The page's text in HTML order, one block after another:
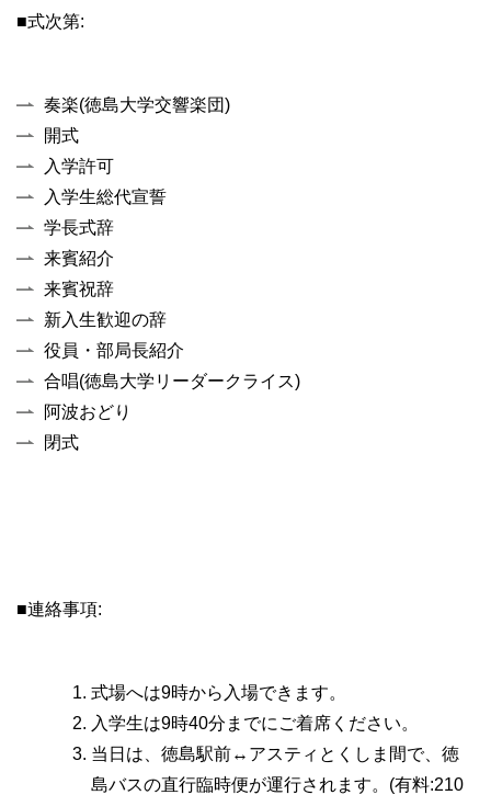
■式次第:
奏楽(徳島大学交響楽団)
開式
入学許可
入学生総代宣誓
学長式辞
来賓紹介
来賓祝辞
新入生歓迎の辞
役員・部局長紹介
合唱(徳島大学リーダークライス)
阿波おどり
閉式
■連絡事項:
式場へは9時から入場できます。
入学生は9時40分までにご着席ください。
当日は、徳島駅前↔アスティとくしま間で、徳
島バスの直行臨時便が運行されます。(有料:210